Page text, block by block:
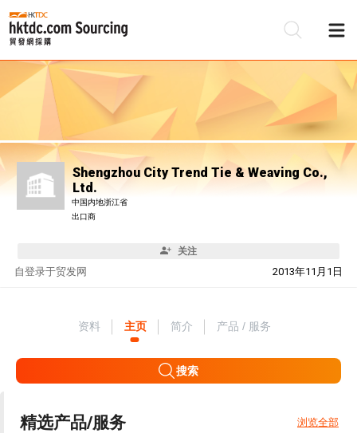
Shengzhou City Trend Tie & Weaving Co.,
Ltd.
中国内地浙江省
出口商
关注
自 2013年11月1日
登录于贸发网
资料 主页 简介 产品 / 服务
搜索
精选产品/服务 浏览全部